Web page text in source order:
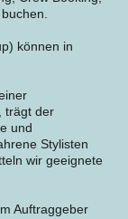
können in
trägt der
und
Stylisten
wir geeignete
Auftraggeber